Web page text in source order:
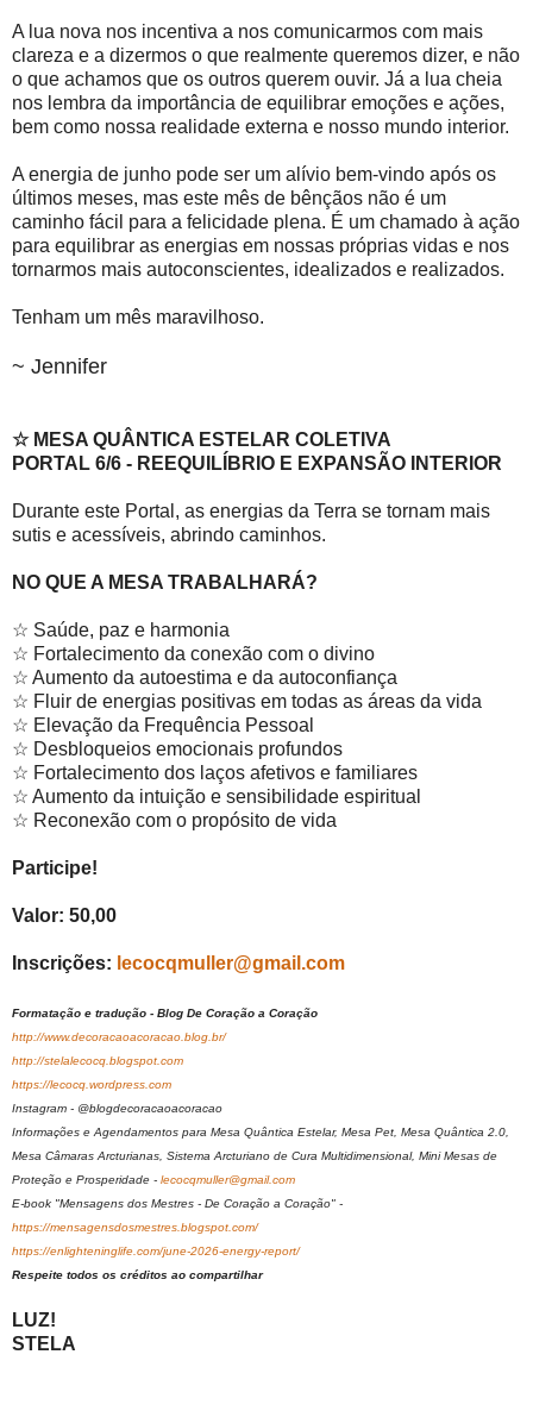
A lua nova nos incentiva a nos comunicarmos com mais
clareza e a dizermos o que realmente queremos dizer, e não
o que achamos que os outros querem ouvir. Já a lua cheia
nos lembra da importância de equilibrar emoções e ações,
bem como nossa realidade externa e nosso mundo interior.
A energia de junho pode ser um alívio bem-vindo após os
últimos meses, mas este mês de bênçãos não é um
caminho fácil para a felicidade plena. É um chamado à ação
para equilibrar as energias em nossas próprias vidas e nos
tornarmos mais autoconscientes, idealizados e realizados.
Tenham um mês maravilhoso.
~ Jennifer
☆ MESA QUÂNTICA ESTELAR COLETIVA
PORTAL 6/6 - REEQUILÍBRIO E EXPANSÃO INTERIOR
Durante este Portal, as energias da Terra se tornam mais
sutis e acessíveis, abrindo caminhos.
NO QUE A MESA TRABALHARÁ?
☆ Saúde, paz e harmonia
☆ Fortalecimento da conexão com o divino
☆ Aumento da autoestima e da autoconfiança
☆ Fluir de energias positivas em todas as áreas da vida
☆ Elevação da Frequência Pessoal
☆ Desbloqueios emocionais profundos
☆ Fortalecimento dos laços afetivos e familiares
☆ Aumento da intuição e sensibilidade espiritual
☆ Reconexão com o propósito de vida
Participe!
Valor: 50,00
Inscrições: lecocqmuller@gmail.com
Formatação e tradução - Blog De Coração a Coração
http://www.decoracaoacoracao.blog.br/
http://stelalecocq.blogspot.com
https://lecocq.wordpress.com
Instagram - @blogdecoracaoacoracao
Informações e Agendamentos para Mesa Quântica Estelar, Mesa Pet, Mesa Quântica 2.0,
Mesa Câmaras Arcturianas, Sistema Arcturiano de Cura Multidimensional, Mini Mesas de
Proteção e Prosperidade - lecocqmuller@gmail.com
E-book "Mensagens dos Mestres - De Coração a Coração" -
https://mensagensdosmestres.blogspot.com/
https://enlighteninglife.com/june-2026-energy-report/
Respeite todos os créditos ao compartilhar
LUZ!
STELA